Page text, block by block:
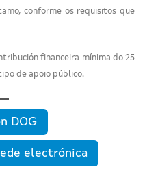
conforme os requisitos que
financeira mínima do 25
de apoio público.
DOG
electrónica